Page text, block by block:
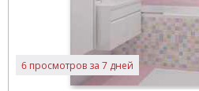
6 просмотров за 7 дней